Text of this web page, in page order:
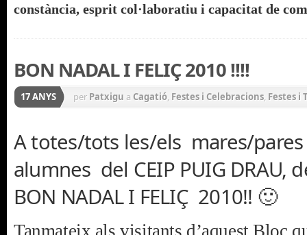
constància, esprit col·laboratiu i capacitat de
BON NADAL I FELIÇ 2010 !!!!
17 ANYS per Patxigu a Cagatió, Festes i Celebracions, Festes i
A totes/tots les/els mares/
alumnes del CEIP PUIG DRAU,
BON NADAL I FELIÇ 2010!! 🙂